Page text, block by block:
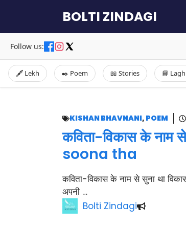
content
BOLTI ZINDAGI
Follow us:
🖋️ Lekh ✒️ Poem 📖 Stories 📘
KISHAN BHAVNANI, POEM
कविता-विकास के
soona tha
कविता-विकास के नाम से सुना था
अपनी …
Bolti Zindagi